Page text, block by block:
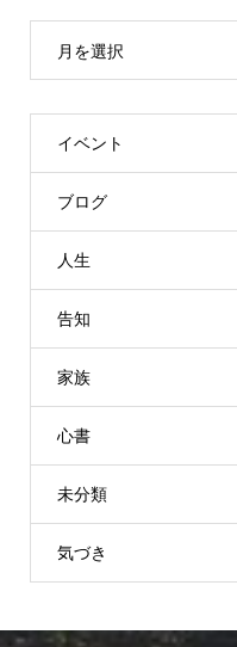
月を選択
イベント
ブログ
人生
告知
家族
心書
未分類
気づき